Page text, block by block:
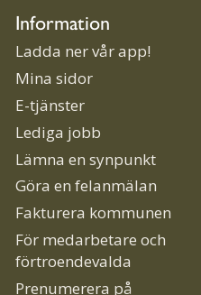
Information
Ladda ner vår app!
Mina sidor
E-tjänster
Lediga jobb
Lämna en synpunkt
Göra en felanmälan
Fakturera kommunen
För medarbetare och
förtroendevalda
Prenumerera på